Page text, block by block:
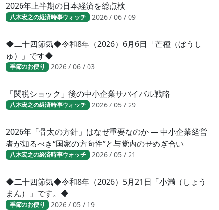
2026年上半期の日本経済を総点検
八木宏之の経済時事ウォッチ 2026 / 06 / 09
◆二十四節気◆令和8年（2026）6月6日「芒種（ぼうし
ゅ）」です◆
季節のお便り 2026 / 06 / 03
「関税ショック」後の中小企業サバイバル戦略
八木宏之の経済時事ウォッチ 2026 / 05 / 29
2026年「骨太の方針」はなぜ重要なのか ― 中小企業経営
者が知るべき“国家の方向性”と与党内のせめぎ合い
八木宏之の経済時事ウォッチ 2026 / 05 / 21
◆二十四節気◆令和8年（2026）5月21日「小満（しょう
まん）」です。◆
季節のお便り 2026 / 05 / 19